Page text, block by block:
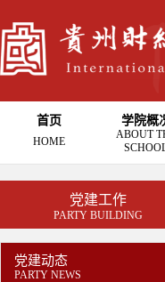
首页
HOME
学院概
ABOUT
党建工作
PARTY BUILDING
党建动态
PARTY NEWS